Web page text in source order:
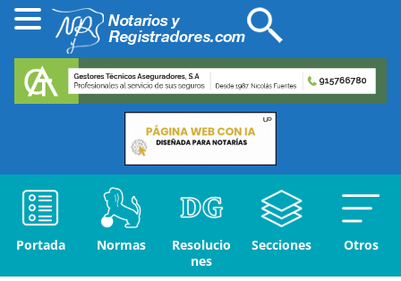
Portada Normas
Resolucio
nes
Secciones Otros